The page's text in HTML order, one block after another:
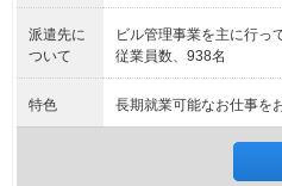
派遣先に
ついて
ビル管理事業を主に行っ
従業員数、938名
特色 長期就業可能なお仕事を